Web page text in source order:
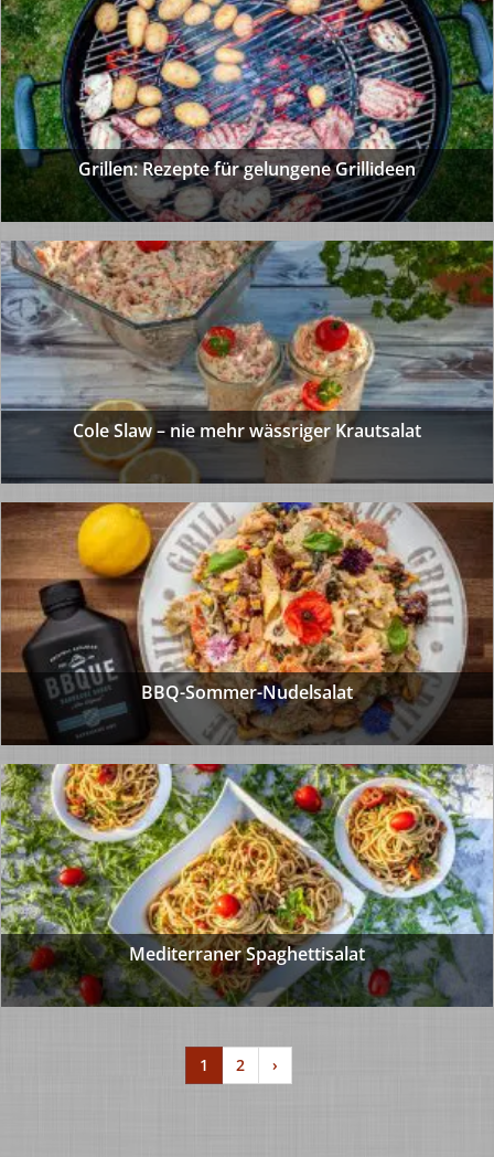
Grillen: Rezepte für gelungene Grillideen
Cole Slaw – nie mehr wässriger Krautsalat
BBQ-Sommer-Nudelsalat
Mediterraner Spaghettisalat
1 2 ›